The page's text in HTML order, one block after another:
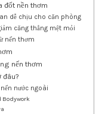
đốt nền thơm
dễ chịu cho căn phòng
căng thẳng mệt mỏi
nến thơm
nến thơm
đâu?
nước ngoài
Bodywork